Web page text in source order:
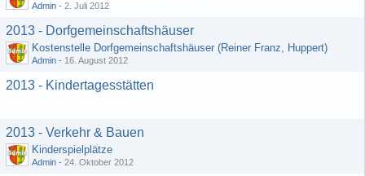
Admin - 2. Juli 2012
2013 - Dorfgemeinschaftshäuser
Kostenstelle Dorfgemeinschaftshäuser (Reiner Franz, Huppert)
Admin - 16. August 2012
2013 - Kindertagesstätten
2013 - Verkehr & Bauen
Kinderspielplätze
Admin - 24. Oktober 2012